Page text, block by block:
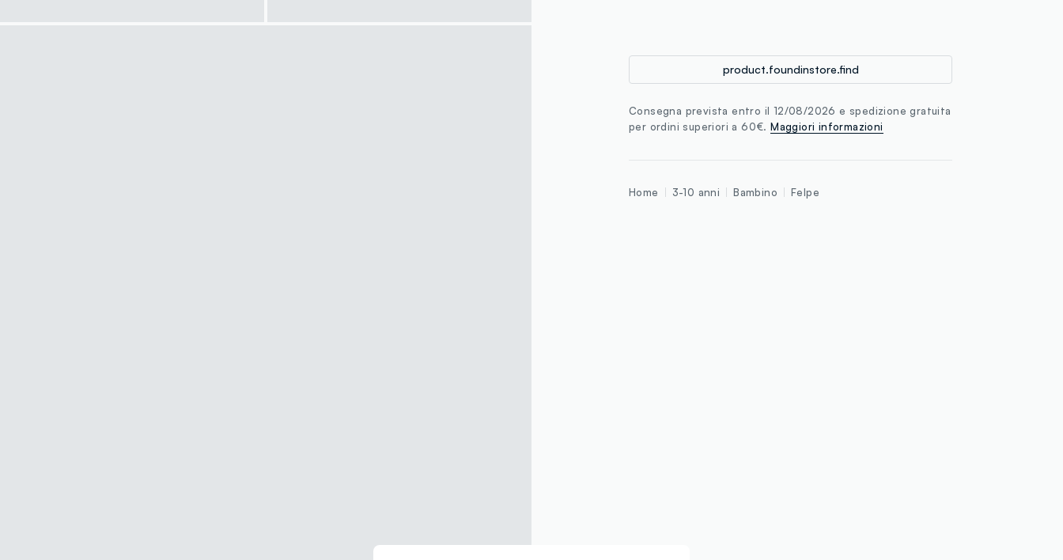
product.foundinstore.find
Consegna prevista entro il 12/08/2026 e spedizione gratuita
per ordini superiori a 60€.Maggiori informazioni
Home 3-10 anni Bambino Felpe